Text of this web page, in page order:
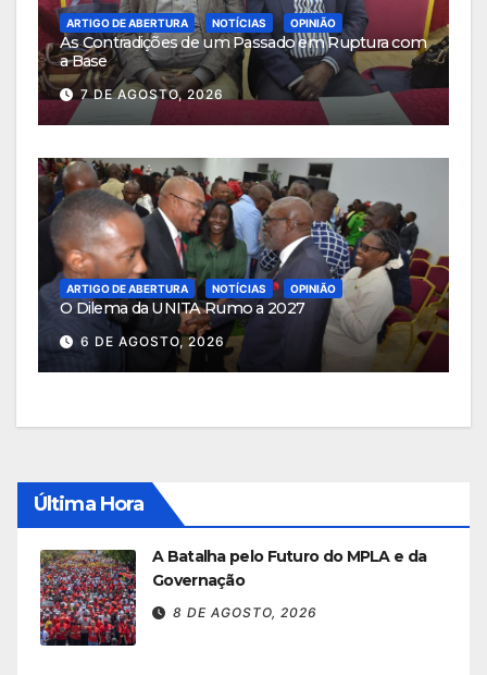
ARTIGO DE ABERTURA NOTÍCIAS OPINIÃO
As Contradições de um Passado em Ruptura com
a Base
7 DE AGOSTO, 2026
ARTIGO DE ABERTURA NOTÍCIAS OPINIÃO
O Dilema da UNITA Rumo a 2027
6 DE AGOSTO, 2026
Última Hora
A Batalha pelo Futuro do MPLA e da
Governação
8 DE AGOSTO, 2026